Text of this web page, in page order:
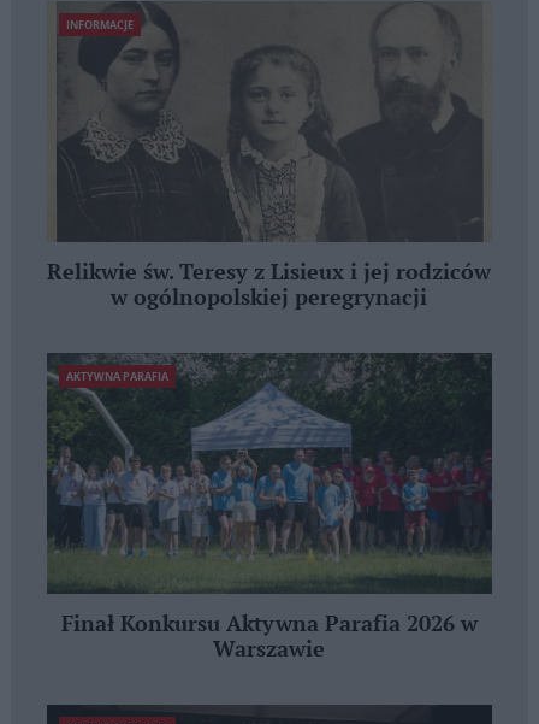
INFORMACJE
Relikwie św. Teresy z Lisieux i jej rodziców
w ogólnopolskiej peregrynacji
AKTYWNA PARAFIA
Finał Konkursu Aktywna Parafia 2026 w
Warszawie